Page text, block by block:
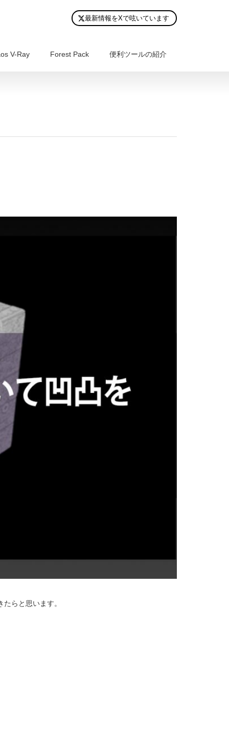
最新情報をXで呟いています
V-Ray Forest Pack 便利ツールの紹介
らと思います。